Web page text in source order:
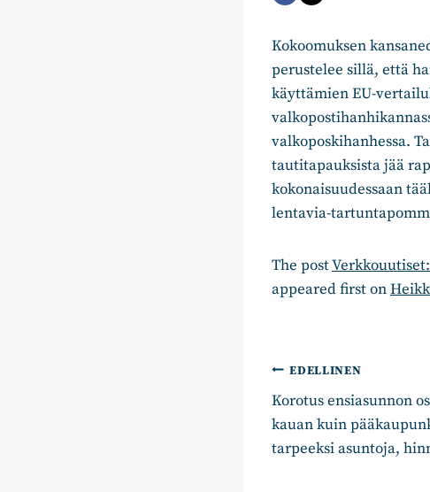
Kokoomuksen
perustelee sillä, että
käyttämien EU-
valkoposkihanhessa.
tautitapauksista jää
kokonaisuudessaan
lentavia-
The post
appeared first on
Artikkelien
selaus
EDELLINEN
Korotus ensiasunnon
kauan kuin
tarpeeksi asuntoja,